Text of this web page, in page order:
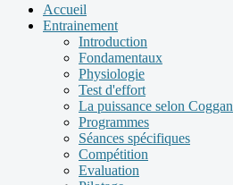
Accueil
Entrainement
Introduction
Fondamentaux
Physiologie
Test d'effort
La puissance selon Coggan
Programmes
Séances spécifiques
Compétition
Evaluation